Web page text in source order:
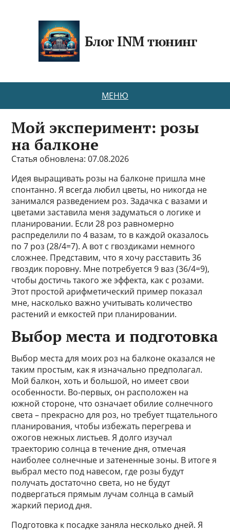
Блог INM тюнинг
МЕНЮ
Мой эксперимент: розы
на балконе
Статья обновлена: 07.08.2026
Идея выращивать розы на балконе пришла мне
спонтанно. Я всегда любил цветы, но никогда не
занимался разведением роз. Задачка с вазами и
цветами заставила меня задуматься о логике и
планировании. Если 28 роз равномерно
распределили по 4 вазам, то в каждой оказалось
по 7 роз (28/4=7). А вот с гвоздиками немного
сложнее. Представим, что я хочу расставить 36
гвоздик поровну. Мне потребуется 9 ваз (36/4=9),
чтобы достичь такого же эффекта, как с розами.
Этот простой арифметический пример показал
мне, насколько важно учитывать количество
растений и емкостей при планировании.
Выбор места и подготовка
Выбор места для моих роз на балконе оказался не
таким простым, как я изначально предполагал.
Мой балкон, хоть и большой, но имеет свои
особенности. Во-первых, он расположен на
южной стороне, что означает обилие солнечного
света – прекрасно для роз, но требует тщательного
планирования, чтобы избежать перегрева и
ожогов нежных листьев. Я долго изучал
траекторию солнца в течение дня, отмечая
наиболее солнечные и затененные зоны. В итоге я
выбрал место под навесом, где розы будут
получать достаточно света, но не будут
подвергаться прямым лучам солнца в самый
жаркий период дня.
Подготовка к посадке заняла несколько дней. Я